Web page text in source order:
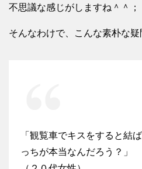
不思議な感じがしますね＾＾；
そんなわけで、こんな素朴な疑
「観覧車でキスをすると結
っちが本当なんだろう？」